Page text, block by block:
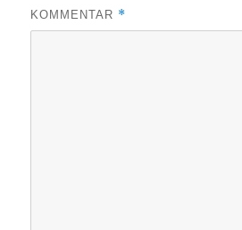
KOMMENTAR *